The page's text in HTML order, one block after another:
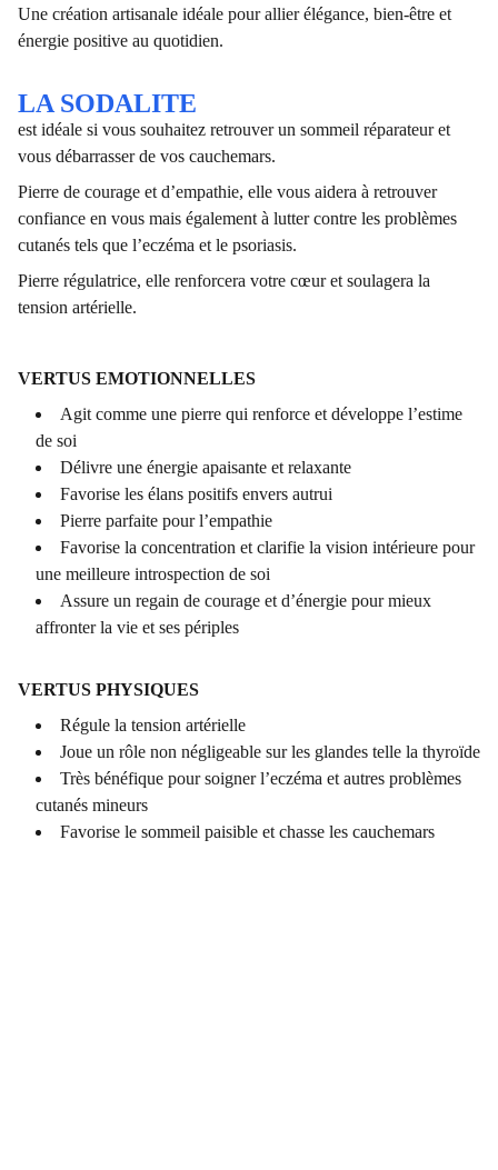
Une création artisanale idéale pour allier élégance, bien-être et
énergie positive au quotidien.
LA SODALITE
est idéale si vous souhaitez retrouver un sommeil réparateur et
vous débarrasser de vos cauchemars.
Pierre de courage et d’empathie, elle vous aidera à retrouver
confiance en vous mais également à lutter contre les problèmes
cutanés tels que l’eczéma et le psoriasis.
Pierre régulatrice, elle renforcera votre cœur et soulagera la
tension artérielle.
VERTUS EMOTIONNELLES
Agit comme une pierre qui renforce et développe l’estime
de soi
Délivre une énergie apaisante et relaxante
Favorise les élans positifs envers autrui
Pierre parfaite pour l’empathie
Favorise la concentration et clarifie la vision intérieure pour
une meilleure introspection de soi
Assure un regain de courage et d’énergie pour mieux
affronter la vie et ses périples
VERTUS PHYSIQUES
Régule la tension artérielle
Joue un rôle non négligeable sur les glandes telle la thyroïde
Très bénéfique pour soigner l’eczéma et autres problèmes
cutanés mineurs
Favorise le sommeil paisible et chasse les cauchemars